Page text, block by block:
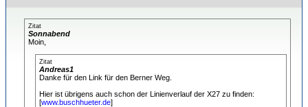
Zitat
Sonnabend
Moin,
Zitat
Andreas1
Danke für den Link für den Berner Weg.
Hier ist übrigens auch schon der Linienverlauf der X27 zu finden:
[www.buschhueter.de]